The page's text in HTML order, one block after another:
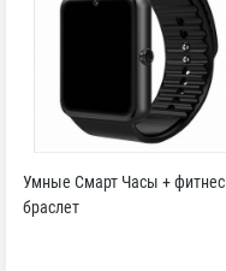
Умные Смарт Часы + фитнес
браслет